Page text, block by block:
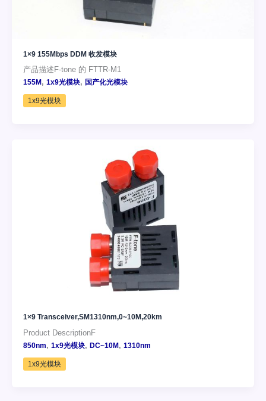
1×9 155Mbps DDM 收发模块
产品描述F-tone 的 FTTR-M1
155M, 1x9光模块, 国产化光模块
1x9光模块
1×9 Transceiver,SM1310nm,0~10M,20km
Product DescriptionF
850nm, 1x9光模块, DC~10M, 1310nm
1x9光模块